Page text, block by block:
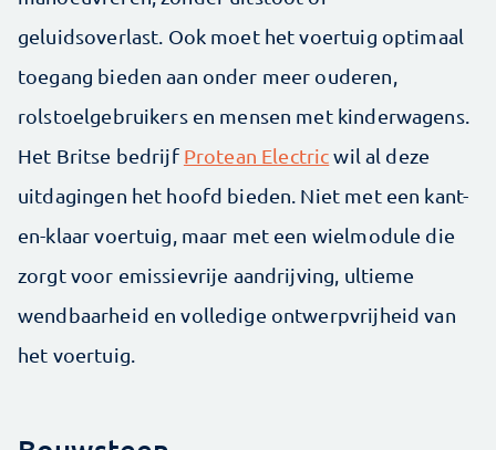
geluidsoverlast. Ook moet het voertuig optimaal
toegang bieden aan onder meer ouderen,
rolstoelgebruikers en mensen met kinderwagens.
Het Britse bedrijf Protean Electricwil al deze
uitdagingen het hoofd bieden. Niet met een kant-
en-klaar voertuig, maar met een wielmodule die
zorgt voor emissievrije aandrijving, ultieme
wendbaarheid en volledige ontwerpvrijheid van
het voertuig.